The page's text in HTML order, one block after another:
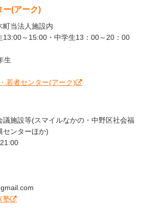
ー(アーク)
当法人施設内
～15:00・中学生13：00～20：00
生
若者センター(アーク)
施設等(スマイルなかの・中野区社会福
センターほか)
塾